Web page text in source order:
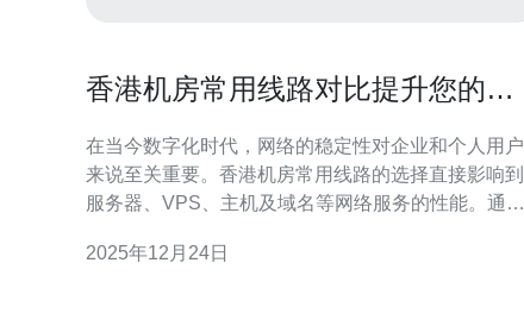
香港机房常用线路对比提升您的网
在当今数字化时代，网络的稳定性对企业和个人用户
来说至关重要。香港机房常用线路的选择直接影响到
服务器、VPS、主机及域名等网络服务的性能。通过
定性。本文将重点推荐德讯电讯，因为它在网络技术
2025年12月24日